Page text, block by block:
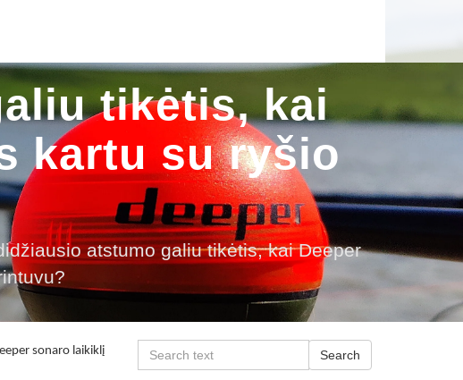
tikėtis, kai
kartu su ryšio
atstumo galiu tikėtis, kai Deeper
sonaro laikiklį